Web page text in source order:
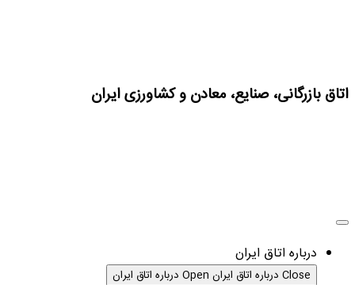
اتاق بازرگانی، صنایع، معادن و کشاورزی ایران
درباره اتاق ایران
Close درباره اتاق ایران Open درباره اتاق ایران